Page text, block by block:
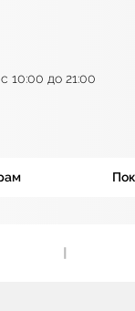
с 10:00 до 21:00